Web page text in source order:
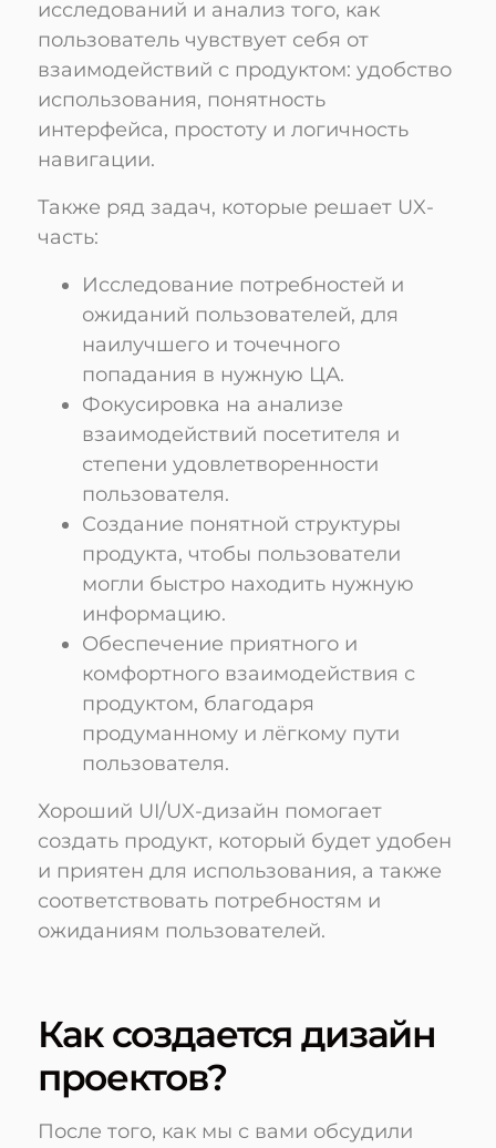
исследований и анализ того, как
пользователь чувствует себя от
взаимодействий с продуктом: удобство
использования, понятность
интерфейса, простоту и логичность
навигации.
Также ряд задач, которые решает UX-
часть:
Исследование потребностей и
ожиданий пользователей, для
наилучшего и точечного
попадания в нужную ЦА.
Фокусировка на анализе
взаимодействий посетителя и
степени удовлетворенности
пользователя.
Создание понятной структуры
продукта, чтобы пользователи
могли быстро находить нужную
информацию.
Обеспечение приятного и
комфортного взаимодействия с
продуктом, благодаря
продуманному и лёгкому пути
пользователя.
Хороший UI/UX-дизайн помогает
создать продукт, который будет удобен
и приятен для использования, а также
соответствовать потребностям и
ожиданиям пользователей.
Как создается дизайн
проектов?
После того, как мы с вами обсудили